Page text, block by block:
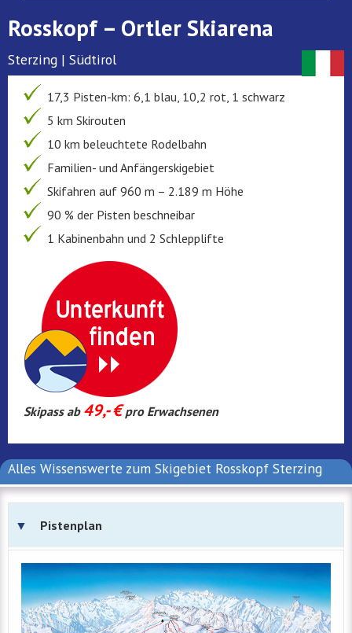
Rosskopf – Ortler Skiarena
Sterzing | Südtirol
17,3 Pisten-km: 6,1 blau, 10,2 rot, 1 schwarz
5 km Skirouten
10 km beleuchtete Rodelbahn
Familien- und Anfängerskigebiet
Skifahren auf 960 m – 2.189 m Höhe
90 % der Pisten beschneibar
1 Kabinenbahn und 2 Schlepplifte
Skipass ab 49,- €pro Erwachsenen
Alles Wissenswerte zum Skigebiet Rosskopf Sterzing
Pistenplan